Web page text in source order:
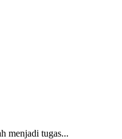
menjadi tugas...